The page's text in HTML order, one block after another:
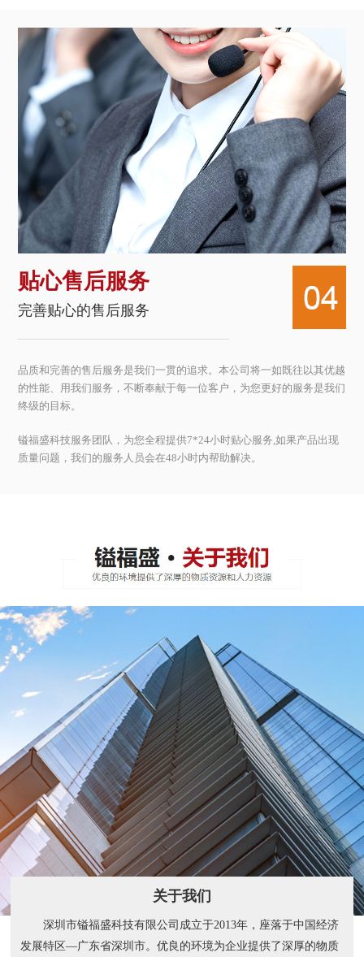
贴心售后服务
完善贴心的售后服务
品质和完善的售后服务是我们一贯的追求。本公司将一如既往以其优越
的性能、用我们服务，不断奉献于每一位客户，为您更好的服务是我们
终级的目标。
镒福盛科技服务团队，为您全程提供7*24小时贴心服务,如果产品出现
质量问题，我们的服务人员会在48小时内帮助解决。
关于我们
深圳市镒福盛科技有限公司成立于2013年，座落于中国经济
发展特区—广东省深圳市。优良的环境为企业提供了深厚的物质